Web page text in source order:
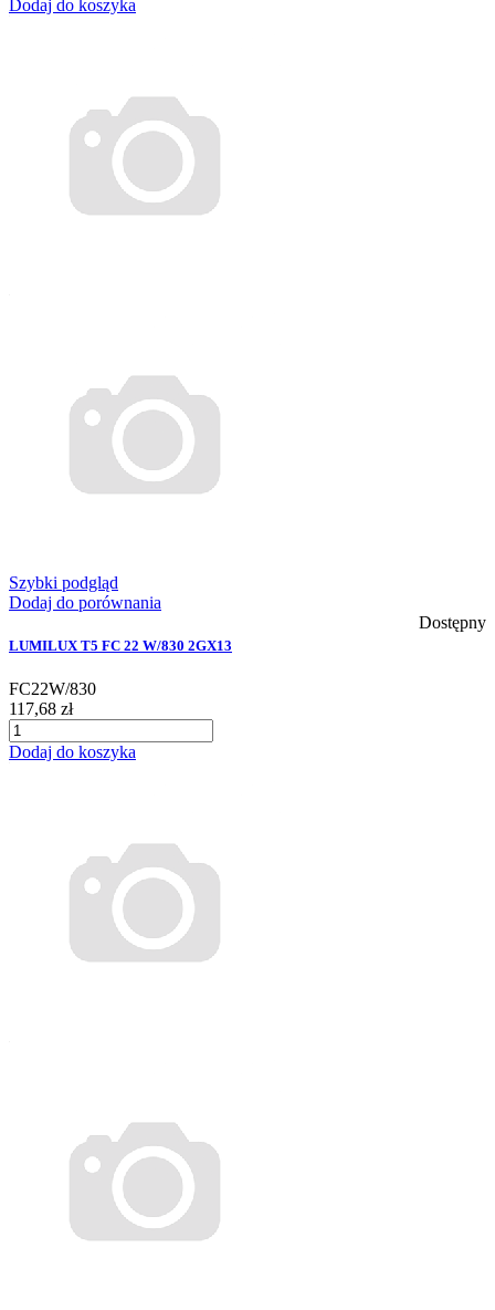
Dodaj do koszyka
Szybki podgląd
Dodaj do porównania
Dostępny
LUMILUX T5 FC 22 W/830 2GX13
FC22W/830
117,68 zł
Dodaj do koszyka